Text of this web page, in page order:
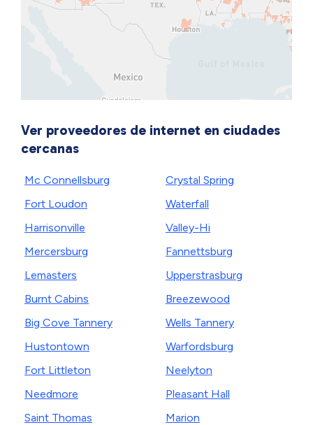
Ver proveedores de internet en ciudades
cercanas
Mc Connellsburg
Fort Loudon
Harrisonville
Mercersburg
Lemasters
Burnt Cabins
Big Cove Tannery
Hustontown
Fort Littleton
Needmore
Saint Thomas
Crystal Spring
Waterfall
Valley-Hi
Fannettsburg
Upperstrasburg
Breezewood
Wells Tannery
Warfordsburg
Neelyton
Pleasant Hall
Marion